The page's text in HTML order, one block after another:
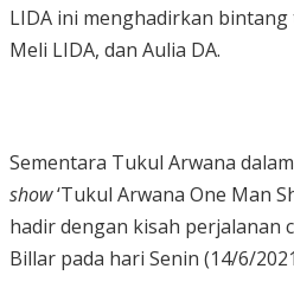
LIDA ini menghadirkan bintang
Meli LIDA, dan Aulia DA.
Sementara Tukul Arwana
show‘Tukul Arwana One Man
hadir dengan kisah perjalanan
Billar pada hari Senin (14/6/